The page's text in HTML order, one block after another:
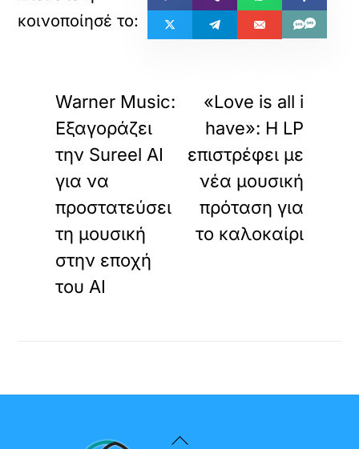
Warner Music:
Εξαγοράζει
την Sureel AI
για να
προστατεύσει
τη μουσική
στην εποχή
του AI
«Love is all i
have»: Η LP
επιστρέφει με
νέα μουσική
πρόταση για
το καλοκαίρι
Back